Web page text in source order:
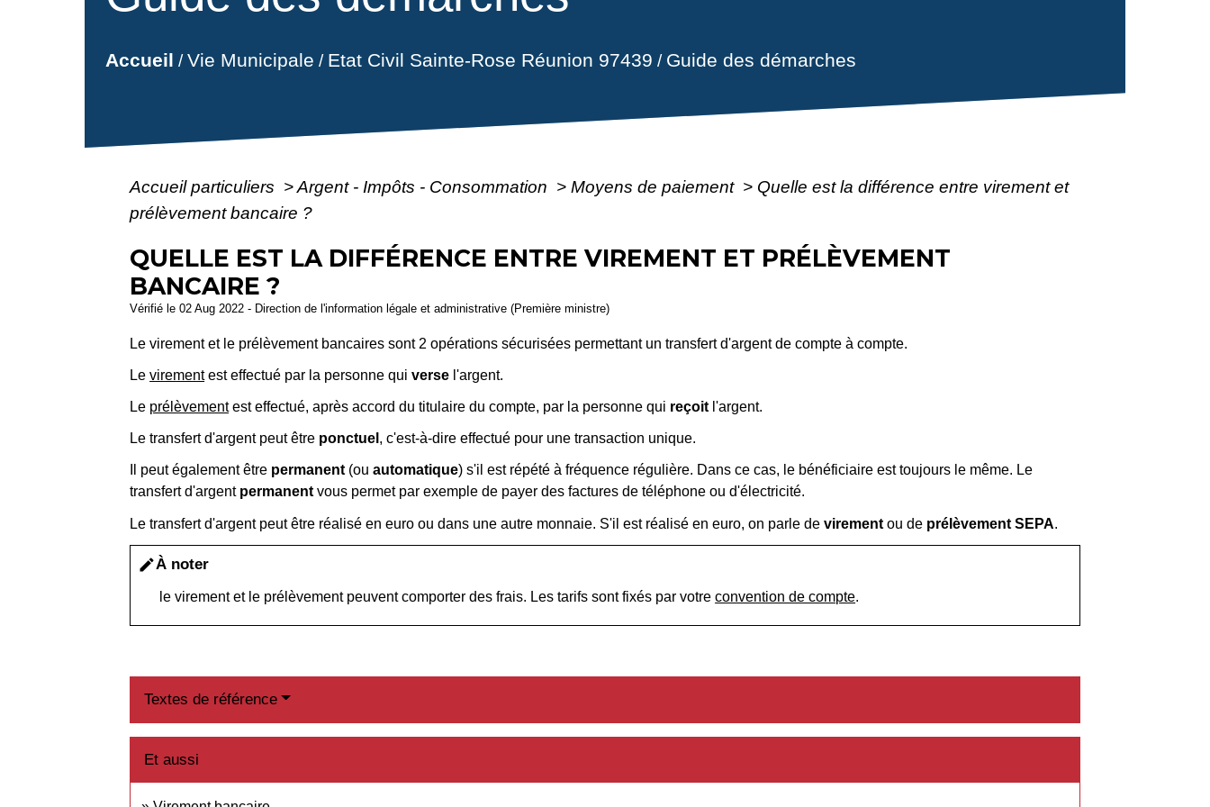
Accueil /Vie Municipale / Etat Civil Sainte-Rose Réunion 97439 / Guide des démarches
Accueil particuliers >Argent - Impôts - Consommation > Moyens de paiement > Quelle est la différence entre virement et
prélèvement bancaire ?
QUELLE EST LA DIFFÉRENCE ENTRE VIREMENT ET PRÉLÈVEMENT
BANCAIRE ?
Vérifié le 02 Aug 2022 - Direction de l'information légale et administrative (Première ministre)
Le virement et le prélèvement bancaires sont 2 opérations sécurisées permettant un transfert d'argent de compte à compte.
Levirementest effectué par la personne quiverse l'argent.
Le prélèvementest effectué, après accord du titulaire du compte, par la personne qui reçoit l'argent.
Le transfert d'argent peut être ponctuel , c'est-à-dire effectué pour une transaction unique.
Il peut également être permanent (ouautomatique) s'il est répété à fréquence régulière. Dans ce cas, le bénéficiaire est toujours le même. Le
transfert d'argent permanent vous permet par exemple de payer des factures de téléphone ou d'électricité.
Le transfert d'argent peut être réalisé en euro ou dans une autre monnaie. S'il est réalisé en euro, on parle devirement ou de prélèvement SEPA.
editÀ noter
le virement et le prélèvement peuvent comporter des frais. Les tarifs sont fixés par votreconvention de compte.
Textes de référence
Et aussi